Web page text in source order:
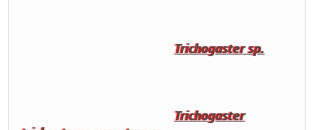
Trichogaster sp.
Trichogaster